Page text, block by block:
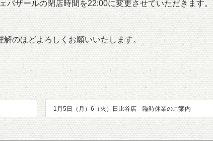
バザールの閉店時間を22:00に変更させていただきます。
のほどよろしくお願いいたします。
1月5日（月）6（火）日比谷店 臨時休業のご案内